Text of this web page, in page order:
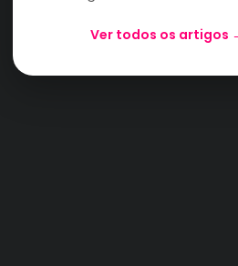
Ver todos os artigos